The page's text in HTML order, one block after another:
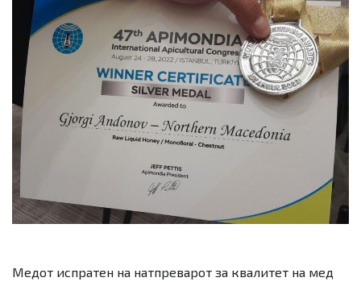
Медот испратен на натпреварот за квалитет на мед